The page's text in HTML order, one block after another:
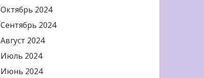
Октябрь 2024
Сентябрь 2024
Август 2024
Июль 2024
Июнь 2024